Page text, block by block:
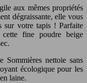
aux mêmes propriétés
dégraissante, elle vous
sur votre tapis ! Parfaite
cette fine poudre beige
nettoie sans
écologique pour les
laine.